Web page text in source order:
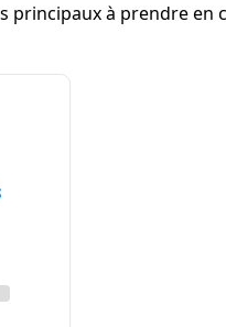
principaux à prendre en